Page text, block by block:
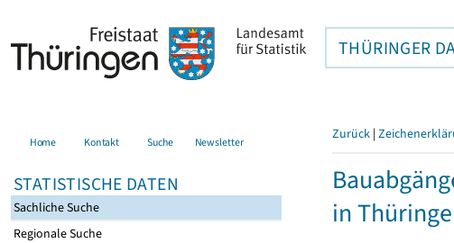
THÜRINGER
Home Kontakt Suche Newsletter
STATISTISCHE DATEN
Sachliche Suche
Regionale Suche
Zurück |
in